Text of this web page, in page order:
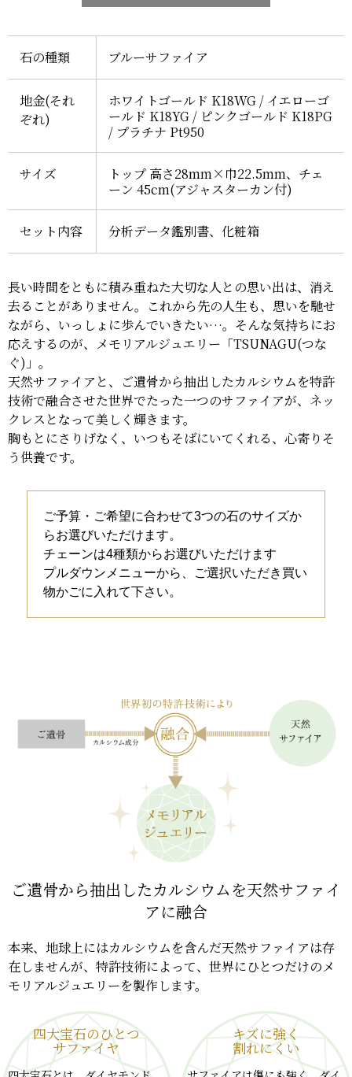
石の種類 ブルーサファイア
地金(それ
ぞれ)
ホワイトゴールド K18WG / イエローゴ
ールド K18YG / ピンクゴールド K18PG
/ プラチナ Pt950
サイズ
トップ 高さ28mm×巾22.5mm、チェ
ーン 45cm(アジャスターカン付)
セット内容 分析データ鑑別書、化粧箱
長い時間をともに積み重ねた大切な人との思い出は、消え
去ることがありません。これから先の人生も、思いを馳せ
ながら、いっしょに歩んでいきたい…。そんな気持ちにお
応えするのが、メモリアルジュエリー「TSUNAGU(つな
ぐ)」。
天然サファイアと、ご遺骨から抽出したカルシウムを特許
技術で融合させた世界でたった一つのサファイアが、ネッ
クレスとなって美しく輝きます。
胸もとにさりげなく、いつもそばにいてくれる、心寄りそ
う供養です。
ご予算・ご希望に合わせて3つの石のサイズか
らお選びいただけます。
チェーンは4種類からお選びいただけます
プルダウンメニューから、ご選択いただき買い
物かごに入れて下さい。
ご遺骨から抽出したカルシウムを天然サファイ
アに融合
本来、地球上にはカルシウムを含んだ天然サファイアは存
在しませんが、特許技術によって、世界にひとつだけのメ
モリアルジュエリーを製作します。
四大宝石のひとつ
サファイヤ
キズに強く
割れにくい